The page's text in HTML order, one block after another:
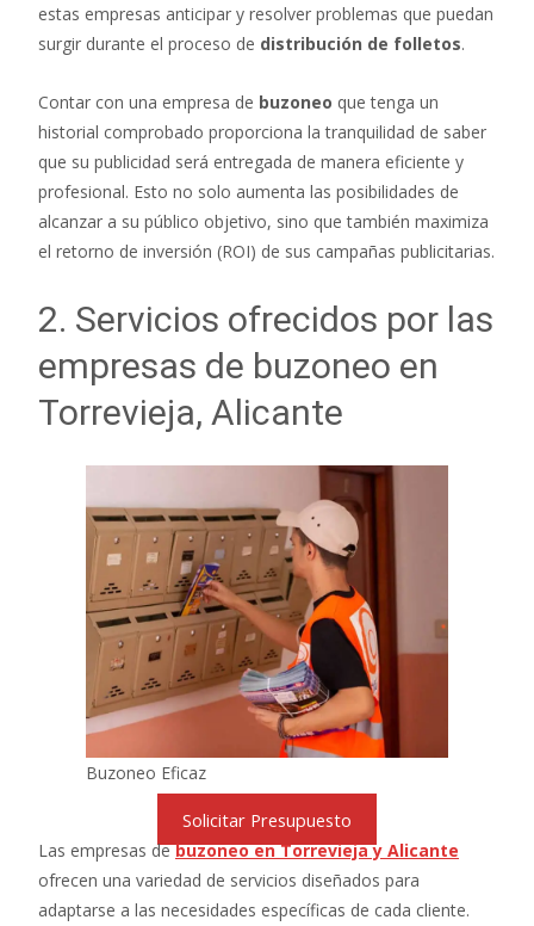
estas empresas anticipar y resolver problemas que puedan
surgir durante el proceso de distribución de folletos.
Contar con una empresa de buzoneo que tenga un
historial comprobado proporciona la tranquilidad de saber
que su publicidad será entregada de manera eficiente y
profesional. Esto no solo aumenta las posibilidades de
alcanzar a su público objetivo, sino que también maximiza
el retorno de inversión (ROI) de sus campañas publicitarias.
2. Servicios ofrecidos por las
empresas de buzoneo en
Torrevieja, Alicante
Buzoneo Eficaz
Solicitar Presupuesto
Las empresas debuzoneo en Torrevieja y Alicante
ofrecen una variedad de servicios diseñados para
adaptarse a las necesidades específicas de cada cliente.